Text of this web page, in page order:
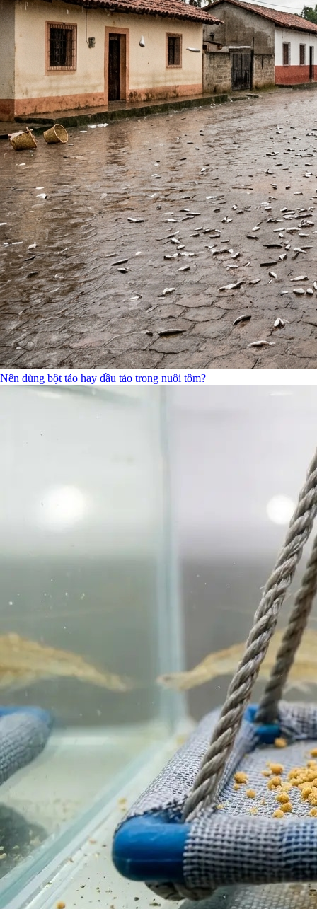
Nên dùng bột tảo hay dầu tảo trong nuôi tôm?